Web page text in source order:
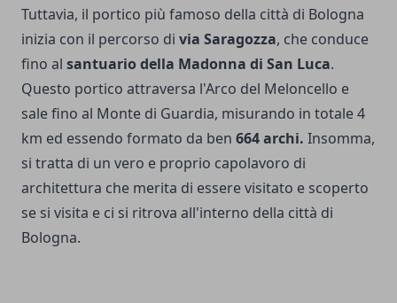
Tuttavia, il portico più famoso della città di Bologna
inizia con il percorso di via Saragozza, che conduce
fino al santuario della Madonna di San Luca.
Questo portico attraversa l'Arco del Meloncello e
sale fino al Monte di Guardia, misurando in totale 4
km ed essendo formato da ben 664 archi. Insomma,
si tratta di un vero e proprio capolavoro di
architettura che merita di essere visitato e scoperto
se si visita e ci si ritrova all'interno della città di
Bologna.